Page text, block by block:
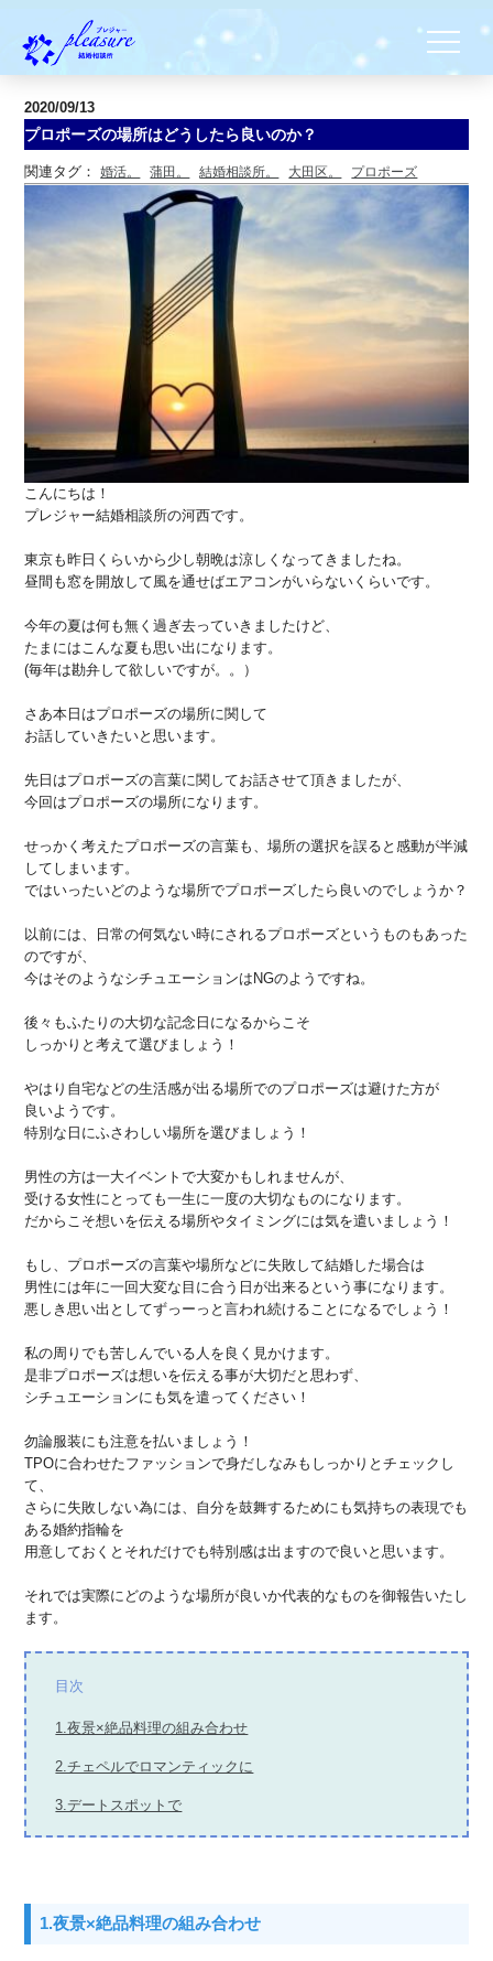
2020/09/13
プロポーズの場所はどうしたら良いのか？
関連タグ：婚活。 蒲田。 結婚相談所。 大田区。 プロポーズ
こんにちは！
プレジャー結婚相談所の河西です。
東京も昨日くらいから少し朝晩は涼しくなってきましたね。
昼間も窓を開放して風を通せばエアコンがいらないくらいです。
今年の夏は何も無く過ぎ去っていきましたけど、
たまにはこんな夏も思い出になります。
(毎年は勘弁して欲しいですが。。）
さあ本日はプロポーズの場所に関して
お話していきたいと思います。
先日はプロポーズの言葉に関してお話させて頂きましたが、
今回はプロポーズの場所になります。
せっかく考えたプロポーズの言葉も、場所の選択を誤ると感動が半減
してしまいます。
ではいったいどのような場所でプロポーズしたら良いのでしょうか？
以前には、日常の何気ない時にされるプロポーズというものもあった
のですが、
今はそのようなシチュエーションはNGのようですね。
後々もふたりの大切な記念日になるからこそ
しっかりと考えて選びましょう！
やはり自宅などの生活感が出る場所でのプロポーズは避けた方が
良いようです。
特別な日にふさわしい場所を選びましょう！
男性の方は一大イベントで大変かもしれませんが、
受ける女性にとっても一生に一度の大切なものになります。
だからこそ想いを伝える場所やタイミングには気を遣いましょう！
もし、プロポーズの言葉や場所などに失敗して結婚した場合は
男性には年に一回大変な目に合う日が出来るという事になります。
悪しき思い出としてずっーっと言われ続けることになるでしょう！
私の周りでも苦しんでいる人を良く見かけます。
是非プロポーズは想いを伝える事が大切だと思わず、
シチュエーションにも気を遣ってください！
勿論服装にも注意を払いましょう！
TPOに合わせたファッションで身だしなみもしっかりとチェックし
て、
さらに失敗しない為には、自分を鼓舞するためにも気持ちの表現でも
ある婚約指輪を
用意しておくとそれだけでも特別感は出ますので良いと思います。
それでは実際にどのような場所が良いか代表的なものを御報告いたし
ます。
目次
1.夜景×絶品料理の組み合わせ
2.チェペルでロマンティックに
3.デートスポットで
1.夜景×絶品料理の組み合わせ